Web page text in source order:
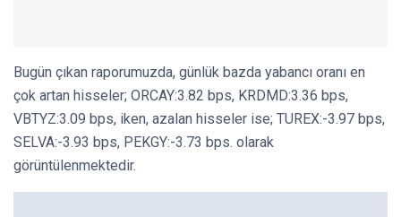
Bugün çıkan raporumuzda, günlük bazda yabancı oranı en
çok artan hisseler; ORCAY:3.82 bps, KRDMD:3.36 bps,
VBTYZ:3.09 bps, iken, azalan hisseler ise; TUREX:-3.97 bps,
SELVA:-3.93 bps, PEKGY:-3.73 bps. olarak
görüntülenmektedir.